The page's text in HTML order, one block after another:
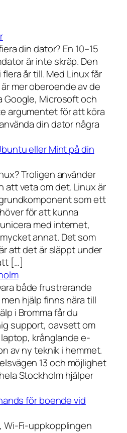
din dator? En 10–15
är inte skräp. Den
år till. Med Linux får
mer oberoende av de
Google, Microsoft och
argumentet för att köra
din dator några
eller Mint på din
Troligen använder
att veta om det. Linux är
som ett
för att kunna
med internet,
annat. Det som
att det är släppt under
[…]
både frustrerande
hjälp finns nära till
i Bromma får du
support, oavsett om
krånglande e-
av ny teknik i hemmet.
13 och möjlighet
Stockholm hjälper
för boende vid
Wi-Fi-uppkopplingen